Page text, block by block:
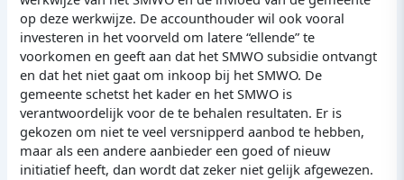
op deze werkwijze. De accounthouder wil ook vooral
investeren in het voorveld om latere “ellende” te
voorkomen en geeft aan dat het SMWO subsidie ontvangt
en dat het niet gaat om inkoop bij het SMWO. De
gemeente schetst het kader en het SMWO is
verantwoordelijk voor de te behalen resultaten. Er is
gekozen om niet te veel versnipperd aanbod te hebben,
maar als een andere aanbieder een goed of nieuw
initiatief heeft, dan wordt dat zeker niet gelijk afgewezen.